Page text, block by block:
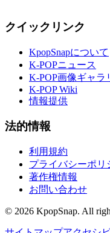
クイックリンク
KpopSnapについて
K-POPニュース
K-POP画像ギャラ
K-POP Wiki
情報提供
法的情報
利用規約
プライバシーポリ
著作権情報
お問い合わせ
© 2026 KpopSnap. All